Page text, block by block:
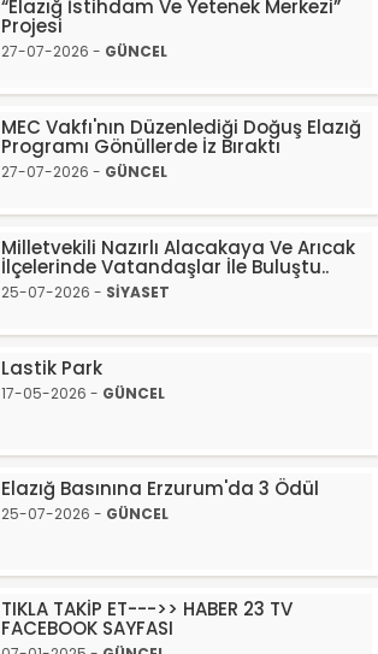
“Elazığ İstihdam Ve Yetenek Merkezi”
Projesi
27-07-2026 - GÜNCEL
MEC Vakfı'nın Düzenlediği Doğuş Elazığ
Programı Gönüllerde İz Bıraktı
27-07-2026 - GÜNCEL
Milletvekili Nazırlı Alacakaya Ve Arıcak
İlçelerinde Vatandaşlar İle Buluştu..
25-07-2026 - SİYASET
Lastik Park
17-05-2026 - GÜNCEL
Elazığ Basınına Erzurum'da 3 Ödül
25-07-2026 - GÜNCEL
TIKLA TAKİP ET--->> HABER 23 TV
FACEBOOK SAYFASI